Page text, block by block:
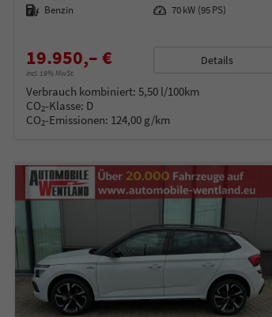
Kraftstoff Benzin Leistung 70 kW (95 PS)
19.950,– €
incl. 19% MwSt.
Details
Verbrauch kombiniert: 5,50 l/100km
CO2-Klasse: D
CO2-Emissionen: 124,00 g/km